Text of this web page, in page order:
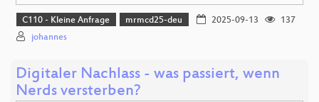
C110 - Kleine Anfrage mrmcd25-deu 2025-09-13
137
johannes
Digitaler Nachlass - was passiert, wenn
Nerds versterben?